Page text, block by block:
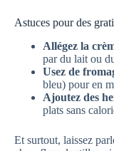
Astuces pour des
Allégez la
par du lait ou
Usez de
bleu) pour en
Ajoutez des
plats sans
Et surtout, laissez